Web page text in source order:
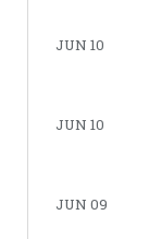
JUN 10
JUN 10
JUN 09